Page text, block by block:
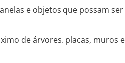
e objetos que possam ser
de árvores, placas, muros e